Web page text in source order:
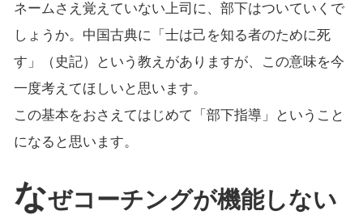
ネームさえ覚えていない上司に、部下はついていくで
しょうか。中国古典に「士は己を知る者のために死
す」（史記）という教えがありますが、この意味を今
一度考えてほしいと思います。
この基本をおさえてはじめて「部下指導」ということ
になると思います。
なぜコーチングが機能しない